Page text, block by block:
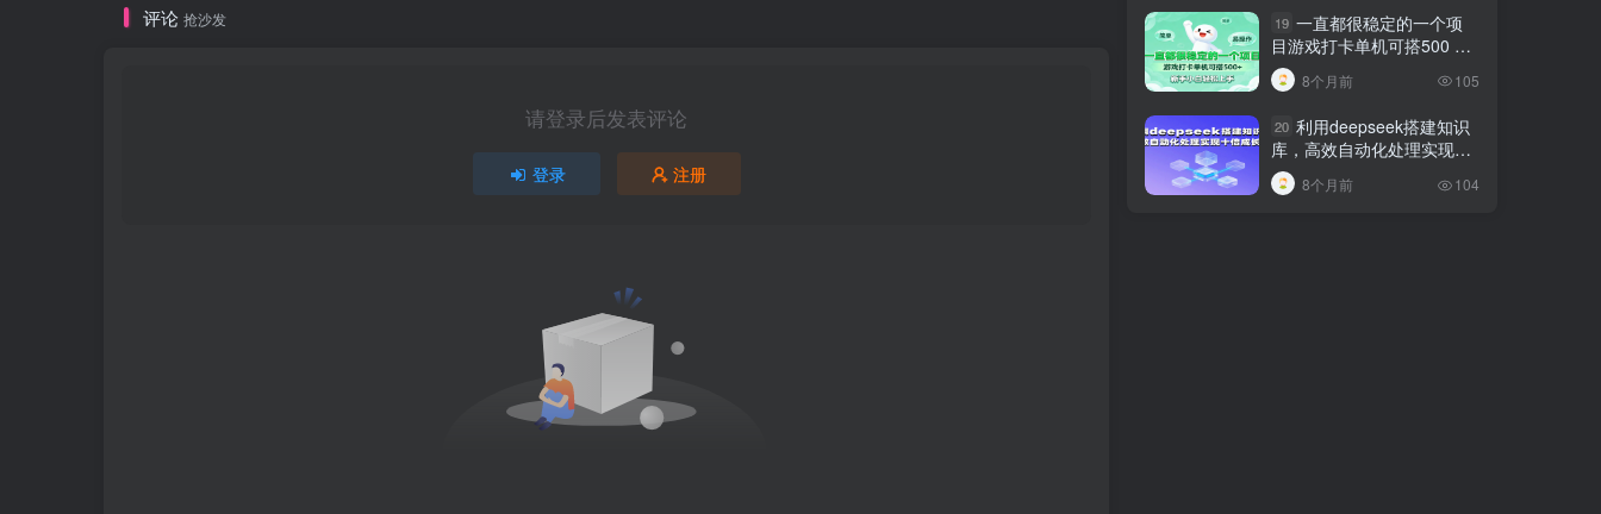
评论 抢沙发
请登录后发表评论
登录 注册
19 一直都很稳定的一个项
目游戏打卡单机可搭500 ，
新手小白轻松上手
8个月前 105
20 利用deepseek搭建知识
库，高效自动化处理实现十
倍成长！
8个月前 104